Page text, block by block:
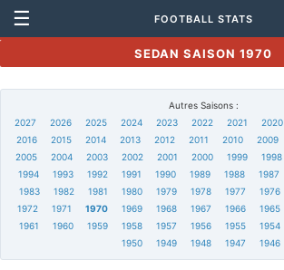
☰ FOOTBALL STATS
SEDAN SAISON 1970
Autres Saisons :
2027
2026 2025 2024 2023 2022 2021 2020
2016
2015 2014 2013 2012 2011 2010 2009
2005
2004 2003 2002 2001 2000 1999 1998
1994
1993 1992 1991 1990 1989 1988 1987
1983
1982 1981 1980 1979 1978 1977 1976
1972
1971 1970 1969 1968 1967 1966 1965
1961
1960 1959 1958 1957 1956 1955 1954
1950
1949 1948 1947 1946